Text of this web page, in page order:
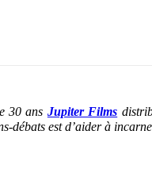
30 ans Jupiter Films
est d’aider à